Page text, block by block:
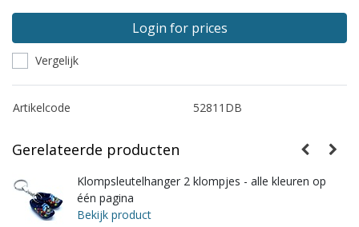
Login for prices
Vergelijk
Artikelcode 52811DB
Gerelateerde producten
Klompsleutelhanger 2 klompjes - alle kleuren op
één pagina
Bekijk product